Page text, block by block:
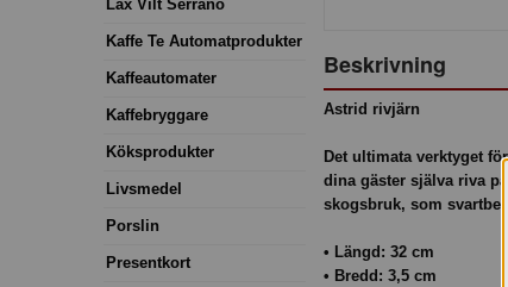
Lax Vilt Serrano
Kaffe Te Automatprodukter
Kaffeautomater
Kaffebryggare
Köksprodukter
Livsmedel
Porslin
Presentkort
Beskrivning
Astrid rivjärn
Det ultimata verktyget
dina gäster själva riva
skogsbruk, som
• Längd: 32 cm
• Bredd: 3,5 cm